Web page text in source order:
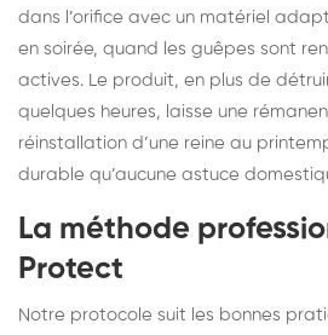
dans l’orifice avec un matériel
en soirée, quand les guêpes sont
actives. Le produit, en plus de
quelques heures, laisse une
réinstallation d’une reine au
durable qu’aucune astuce
La méthode
Protect
Notre protocole suit les bonnes